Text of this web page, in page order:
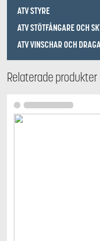
ATV STYRE
ATV STÖTFÅNGARE OCH
ATV VINSCHAR OCH
Relaterade produkter